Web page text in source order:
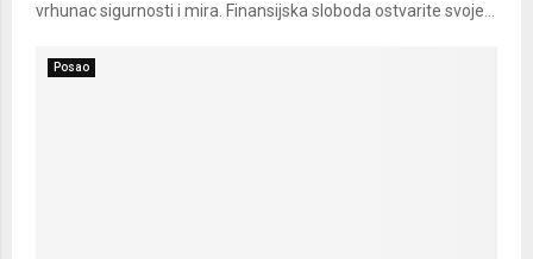
vrhunac sigurnosti i mira. Finansijska sloboda ostvarite svoje...
Posao